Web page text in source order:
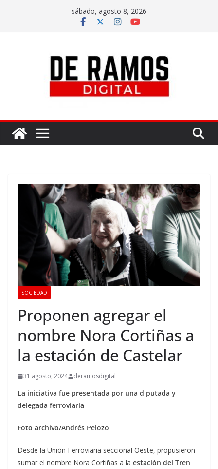
sábado, agosto 8, 2026
SOCIEDAD
Proponen agregar el
nombre Nora Cortiñas a
la estación de Castelar
31 agosto, 2024 deramosdigital
La iniciativa fue presentada por una diputada y
delegada ferroviaria
Foto archivo/Andrés Pelozo
Desde la Unión Ferroviaria seccional Oeste, propusieron
sumar el nombre Nora Cortiñas a la estación del Tren